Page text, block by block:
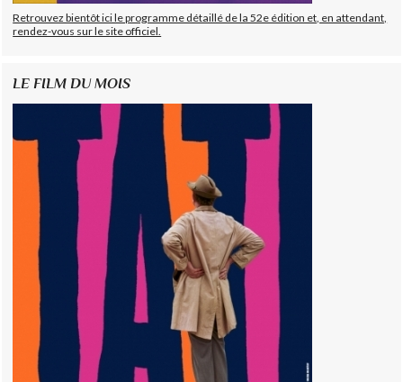
Retrouvez bientôt ici le programme détaillé de la 52e édition et, en attendant,
rendez-vous sur le site officiel.
LE FILM DU MOIS